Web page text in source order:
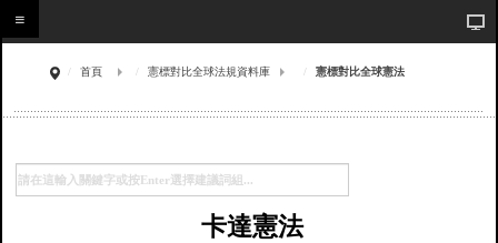
首頁 憲標對比全球法規資料庫 憲標對比全球憲法
卡達憲法